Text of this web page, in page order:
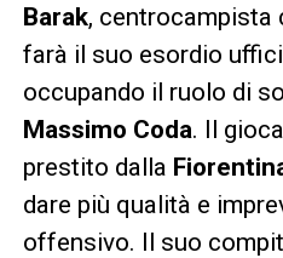
Barak, centrocampista
farà il suo esordio
occupando il ruolo di
Massimo Coda. Il
prestito dalla
dare più qualità e
offensivo. Il suo